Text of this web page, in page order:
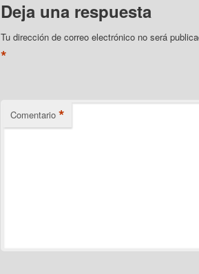
Deja una respuesta
Tu dirección de correo electrónico no será
*
Comentario *